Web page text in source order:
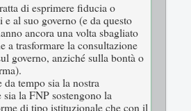
di esprimere fiducia o
e al suo governo (e da questo
ancora una volta sbagliato
a trasformare la consultazione
governo, anziché sulla bontà o
tempo sia la nostra
sia la FNP sostengono la
di tipo istituzionale che con il